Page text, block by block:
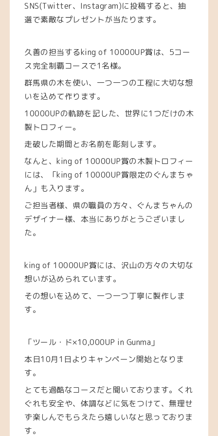
SNS(Twitter、Instagram)に投稿すると、抽
選で素敵なプレゼントが当たります。
久善の担当するking of 10000UP賞は、5コー
ス完全制覇コースで1名様。
群馬県の木を使い、一つ一つの工程に大切な想
いを込めて作ります。
10000UPの軌跡を記した、世界に1つだけの木
製トロフィー。
走破した期間とお名前を彫刻します。
なんと、king of 10000UP賞の木製トロフィー
には、「king of 10000UP賞限定のぐんまちゃ
ん」も入ります。
ご担当者様、県の職員の方々、ぐんまちゃんの
デザイナー様、 本当にありがとうございまし
た。
king of 10000UP賞には、沢山の方々の大切な
想いが込められています。
その想いを込めて、一つ一つ丁寧に製作しま
す。
「ツール・ド×10,000UP in Gunma」
本日10月1日 よりキャンペーン開始となりま
す。
とても過酷なコースだと聞いております。くれ
ぐれも安全や、体調などに気をつけて、無理せ
ず楽しんでもらえたら嬉しいなと思っておりま
す。